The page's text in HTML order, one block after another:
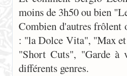
moins de 3h50 ou bien
Combien d'autres frôlent
: "la Dolce Vita", "Max et
"Short Cuts", "Garde à
différents genres.